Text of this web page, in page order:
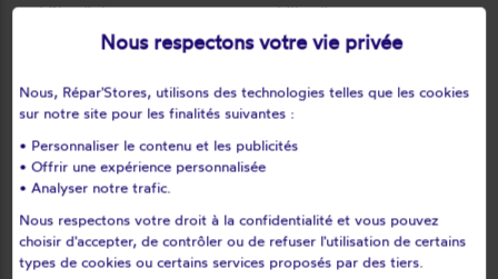
L'île-d'olonne
L'ile-d'yeu
L'orbrie
Maillezais
Mallièvre
Marsais-sainte-radégonde
Menomblet
Mesnard-la-barotière
Monsireigne
Montaigu
Montournais
Nous respectons votre vie privée
Nous, Répar'Stores, utilisons des technologies telles que les cookies
sur notre site pour les finalités suivantes :
• Personnaliser le contenu et les publicités
• Offrir une expérience personnalisée
• Analyser notre trafic.
Nous respectons votre droit à la confidentialité et vous pouvez
choisir d'accepter, de contrôler ou de refuser l'utilisation de certains
types de cookies ou certains services proposés par des tiers.